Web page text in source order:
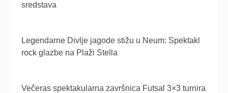
sredstava
Legendarne Divlje jagode stižu u Neum: Spektakl
rock glazbe na Plaži Stella
Večeras spektakularna završnica Futsal 3×3 turnira